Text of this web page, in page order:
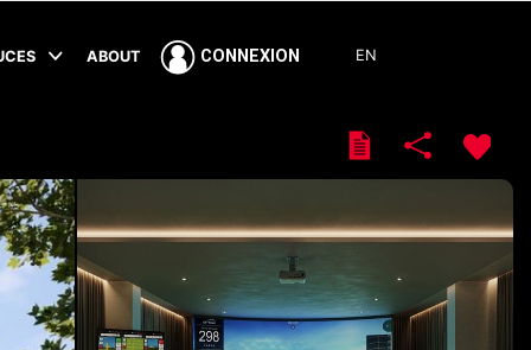
ABOUT CONNEXION EN